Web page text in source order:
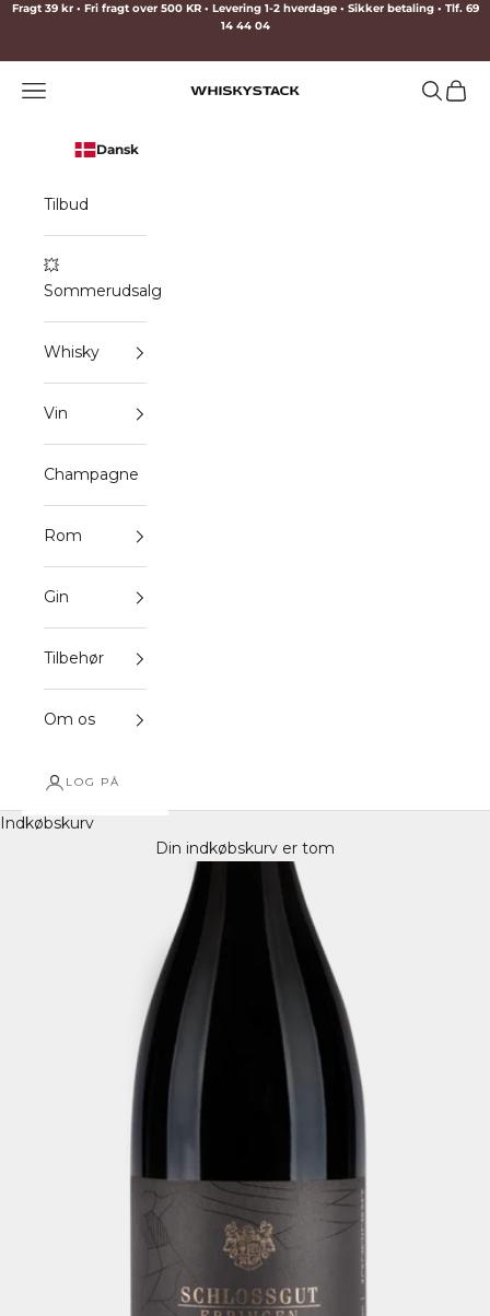
Spring til indhold
Fragt 39 kr • Fri fragt over 500 KR • Levering 1-2 hverdage • Sikker betaling • Tlf. 69
14 44 04
WHISKYSTACK
Menu Søg
Dansk
Tilbud
💥
Sommerudsalg
Whisky
Vin
Champagne
Rom
Gin
Tilbehør
Om os
LOG PÅ
Indkøbskurv
Din indkøbskurv er tom